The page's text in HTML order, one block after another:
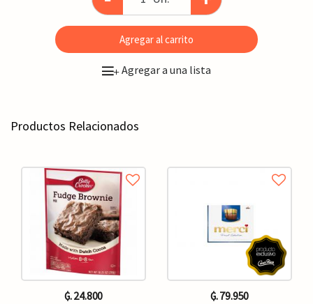
Agregar al carrito
+Agregar a una lista
Productos Relacionados
₲. 24.800 ₲. 79.950